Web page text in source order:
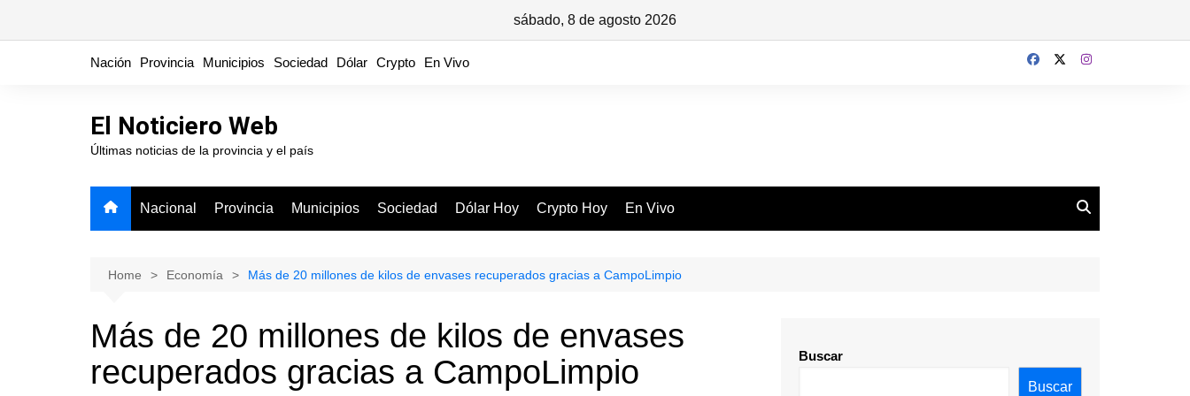
sábado, 8 de agosto 2026
Nación Provincia Municipios Sociedad Dólar Crypto En Vivo
El Noticiero Web
Últimas noticias de la provincia y el país
Nacional Provincia Municipios Sociedad Dólar Hoy Crypto Hoy En Vivo
Home Economía Más de 20 millones de kilos de envases recuperados gracias a CampoLimpio
Más de 20 millones de kilos de envases
recuperados gracias a CampoLimpio
Buscar
Buscar